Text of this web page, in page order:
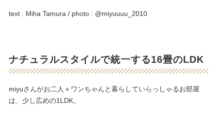
text : Miha Tamura / photo : @miyuuuu_2010
ナチュラルスタイルで統一する16畳のLDK
miyuさんがお二人＋ワンちゃんと暮らしていらっしゃるお部屋
は、少し広めの1LDK。